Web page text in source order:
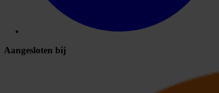
Aangesloten bij